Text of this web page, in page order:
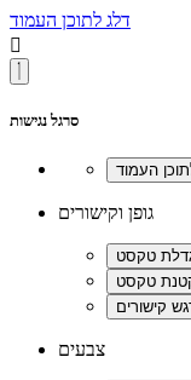
דלג לתוכן העמוד

סרגל נגישות
גופן וקישורים
צבעים